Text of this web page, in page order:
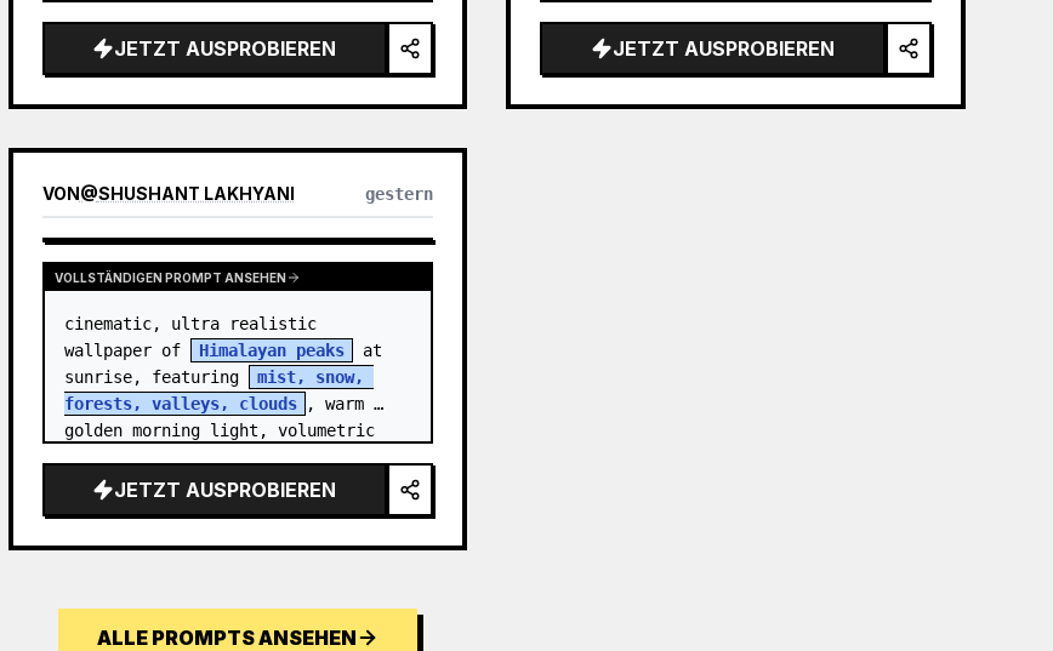
JETZT AUSPROBIEREN
red streetwear outfit consisting of
a…
JETZT AUSPROBIEREN
VON@SHUSHANT LAKHYANI gestern
VOLLSTÄNDIGEN PROMPT ANSEHEN
cinematic, ultra realistic
wallpaper of
Himalayan peaks
at
sunrise, featuring
mist, snow,
forests, valleys, clouds
, warm
golden morning light, volumetric
JETZT AUSPROBIEREN
ALLE PROMPTS ANSEHEN